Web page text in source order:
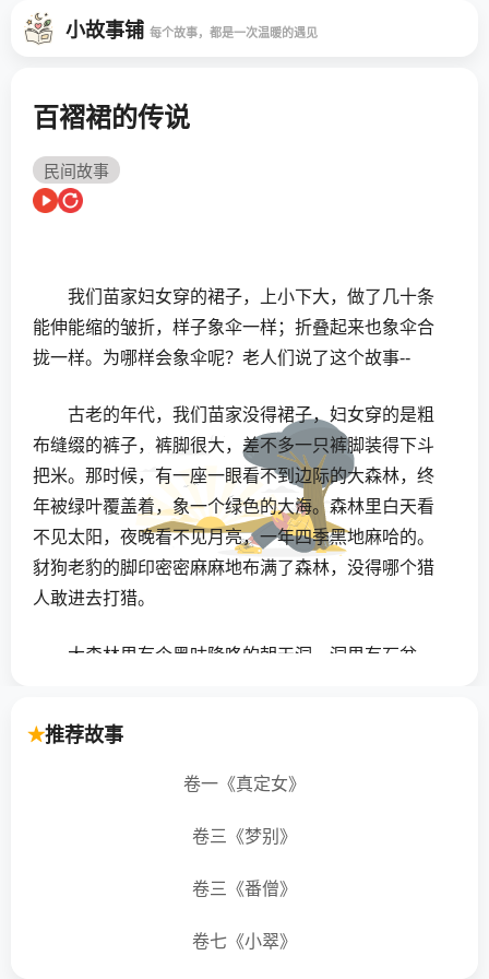
小故事铺 每个故事，都是一次温暖的遇见
百褶裙的传说
民间故事
我们苗家妇女穿的裙子，上小下大，做了几十条
能伸能缩的皱折，样子象伞一样；折叠起来也象伞合
拢一样。为哪样会象伞呢？老人们说了这个故事--
古老的年代，我们苗家没得裙子，妇女穿的是粗
布缝缀的裤子，裤脚很大，差不多一只裤脚装得下斗
把米。那时候，有一座一眼看不到边际的大森林，终
年被绿叶覆盖着，象一个绿色的大海。森林里白天看
不见太阳，夜晚看不见月亮，一年四季黑地麻哈的。
豺狗老豹的脚印密密麻麻地布满了森林，没得哪个猎
人敢进去打猎。
大森林里有个黑咕隆咚的朝天洞，洞里有石盆、
子。它的嘴巴象山洞，耳朵象两个小簸箕，四只脚有
难杆那么粗。它时常出来抢走大森林附近寨子上长得
掉。人们真是拿它没有办法！
靠着大森林，住着一个寨子。寨子里有一家老俩
推荐故事
卷一《真定女》
卷三《梦别》
卷三《番僧》
卷七《小翠》